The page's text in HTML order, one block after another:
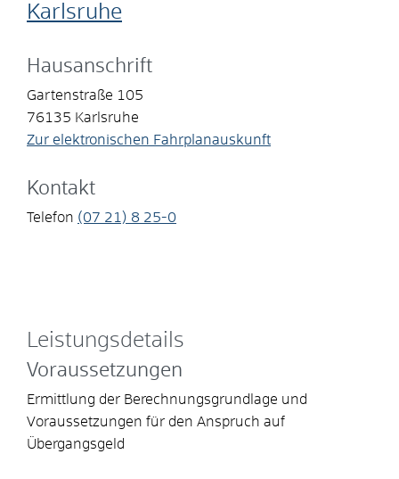
Karlsruhe
Hausanschrift
Gartenstraße 105
76135 Karlsruhe
Zur elektronischen Fahrplanauskunft
Kontakt
Telefon (07 21) 8 25-0
Leistungsdetails
Voraussetzungen
Ermittlung der Berechnungsgrundlage und
Voraussetzungen für den Anspruch auf
Übergangsgeld